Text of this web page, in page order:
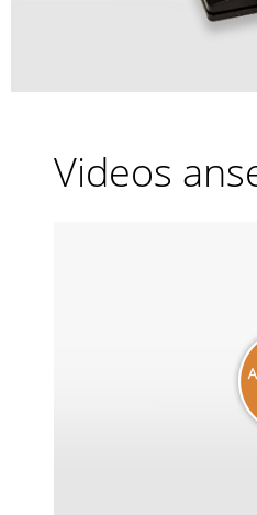
Videos